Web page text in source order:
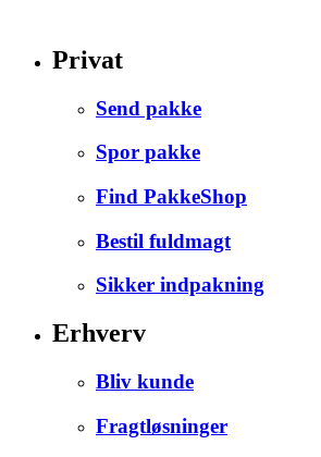
Privat
Send pakke
Spor pakke
Find PakkeShop
Bestil fuldmagt
Sikker indpakning
Erhverv
Bliv kunde
Fragtløsninger